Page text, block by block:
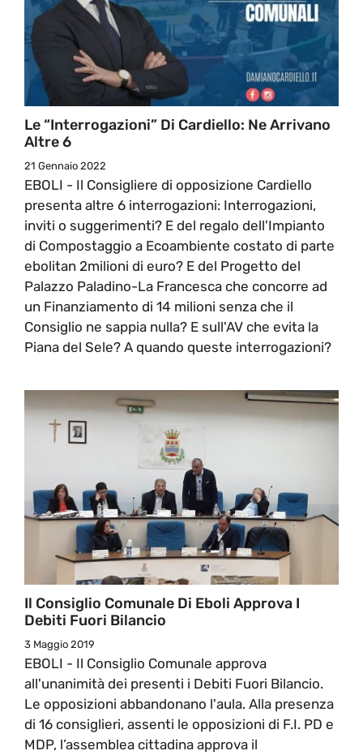
Le “interrogazioni” Di Cardiello: Ne Arrivano
Altre 6
21 Gennaio 2022
EBOLI - Il Consigliere di opposizione Cardiello
presenta altre 6 interrogazioni: Interrogazioni,
inviti o suggerimenti? E del regalo dell'Impianto
di Compostaggio a Ecoambiente costato di parte
ebolitan 2milioni di euro? E del Progetto del
Palazzo Paladino-La Francesca che concorre ad
un Finanziamento di 14 milioni senza che il
Consiglio ne sappia nulla? E sull'AV che evita la
Piana del Sele? A quando queste interrogazioni?
Il Consiglio Comunale Di Eboli Approva I
Debiti Fuori Bilancio
3 Maggio 2019
EBOLI - Il Consiglio Comunale approva
all'unanimità dei presenti i Debiti Fuori Bilancio.
Le opposizioni abbandonano l'aula. Alla presenza
di 16 consiglieri, assenti le opposizioni di F.I. PD e
MDP, l’assemblea cittadina approva il